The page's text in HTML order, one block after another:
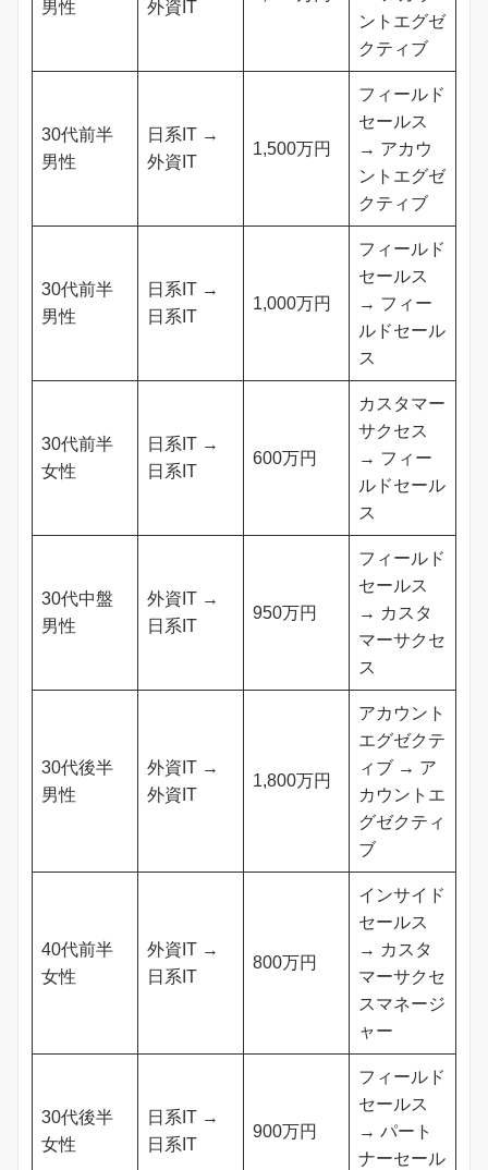
男性 外資IT
ントエグゼ
クティブ
30代前半
男性
日系IT →
外資IT
1,500万円
フィールド
セールス
→ アカウ
ントエグゼ
クティブ
30代前半
男性
日系IT →
日系IT
1,000万円
フィールド
セールス
→ フィー
ルドセール
ス
30代前半
女性
日系IT →
日系IT
600万円
カスタマー
サクセス
→ フィー
ルドセール
ス
30代中盤
男性
外資IT →
日系IT
950万円
フィールド
セールス
→ カスタ
マーサクセ
ス
30代後半
男性
外資IT →
外資IT
1,800万円
アカウント
エグゼクテ
ィブ → ア
カウントエ
グゼクティ
ブ
40代前半
女性
外資IT →
日系IT
800万円
インサイド
セールス
→ カスタ
マーサクセ
スマネージ
ャー
30代後半
女性
日系IT →
日系IT
900万円
フィールド
セールス
→ パート
ナーセール